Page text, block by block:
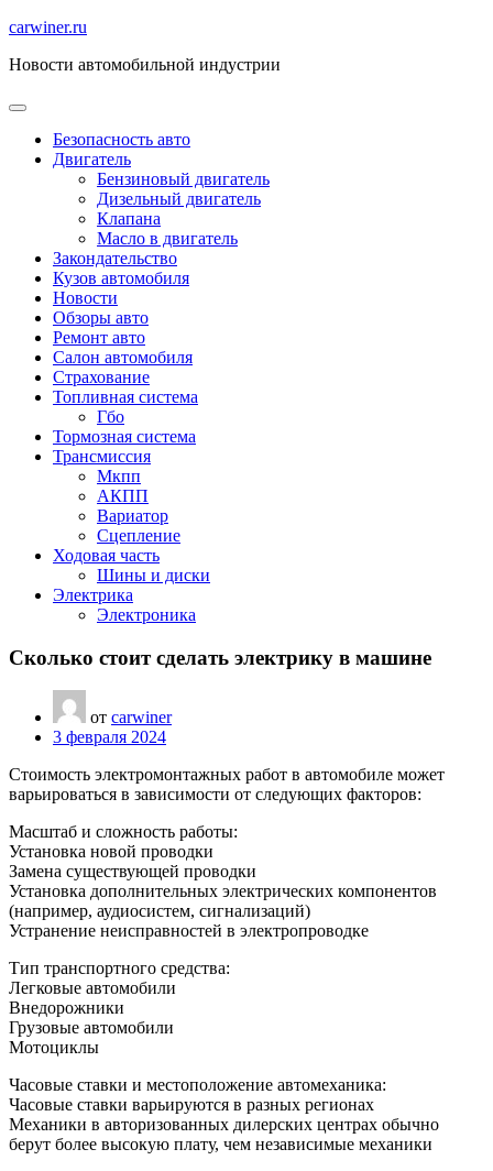
Перейти
содержимому
carwiner.ru
Новости автомобильной индустрии
Безопасность авто
Двигатель
Бензиновый двигатель
Дизельный двигатель
Клапана
Масло в двигатель
Закондательство
Кузов автомобиля
Новости
Обзоры авто
Ремонт авто
Салон автомобиля
Страхование
Топливная система
Гбо
Тормозная система
Трансмиссия
Мкпп
АКПП
Вариатор
Сцепление
Ходовая часть
Шины и диски
Электрика
Электроника
Сколько стоит сделать электрику в машине
от carwiner
3 февраля 2024
Стоимость электромонтажных работ в автомобиле может
варьироваться в зависимости от следующих факторов:
Масштаб и сложность работы:
Установка новой проводки
Замена существующей проводки
Установка дополнительных электрических компонентов
(например, аудиосистем, сигнализаций)
Устранение неисправностей в электропроводке
Тип транспортного средства:
Легковые автомобили
Внедорожники
Грузовые автомобили
Мотоциклы
Часовые ставки и местоположение автомеханика:
Часовые ставки варьируются в разных регионах
Механики в авторизованных дилерских центрах обычно
берут более высокую плату, чем независимые механики